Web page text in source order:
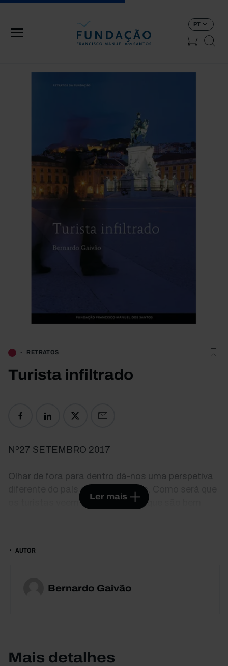
PT
RETRATOS
Turista infiltrado
Nº27 SETEMBRO 2017
Olhar de fora para dentro dá-nos uma perspetiva
diferente do país em que vivemos. Como será que
os turistas veem Portugal? Será que são bem
os turistas, provavelmente diriam que sim. Mas
que vestiu a pele do cordeiro e virou o país do
Ler mais
AUTOR
Bernardo Gaivão
Mais detalhes